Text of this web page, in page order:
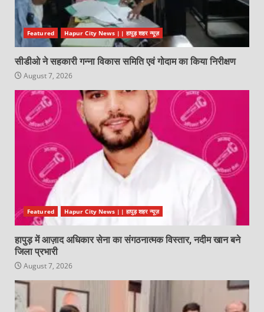
Featured Hapur City News || हापुड़ शहर न्यूज़
सीडीओ ने सहकारी गन्ना विकास समिति एवं गोदाम का किया निरीक्षण
August 7, 2026
Featured Hapur City News || हापुड़ शहर न्यूज़
हापुड़ में आज़ाद अधिकार सेना का संगठनात्मक विस्तार, नदीम खान बने
जिला प्रभारी
August 7, 2026